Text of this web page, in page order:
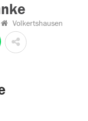
Volkertshausen